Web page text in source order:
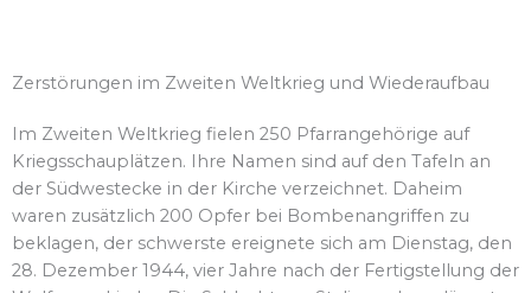
Zerstörungen im Zweiten Weltkrieg und Wiederaufbau
Im Zweiten Weltkrieg fielen 250 Pfarrangehörige auf
Kriegsschauplätzen. Ihre Namen sind auf den Tafeln an
der Südwestecke in der Kirche verzeichnet. Daheim
waren zusätzlich 200 Opfer bei Bombenangriffen zu
beklagen, der schwerste ereignete sich am Dienstag, den
28. Dezember 1944, vier Jahre nach der Fertigstellung der